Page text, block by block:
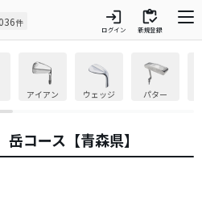
件 login
ログイン
inventory
新規登録
アイアン ウェッジ パター
コース【青森県】